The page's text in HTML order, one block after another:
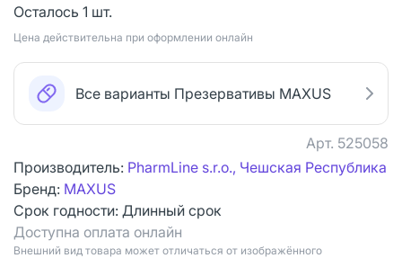
Осталось 1 шт.
Цена действительна при оформлении онлайн
Все варианты Презервативы MAXUS
Арт. 525058
Производитель: PharmLine s.r.o., Чешская Республика
Бренд: MAXUS
Срок годности: Длинный срок
Доступна оплата онлайн
Bнешний вид товара может отличаться от изображённого